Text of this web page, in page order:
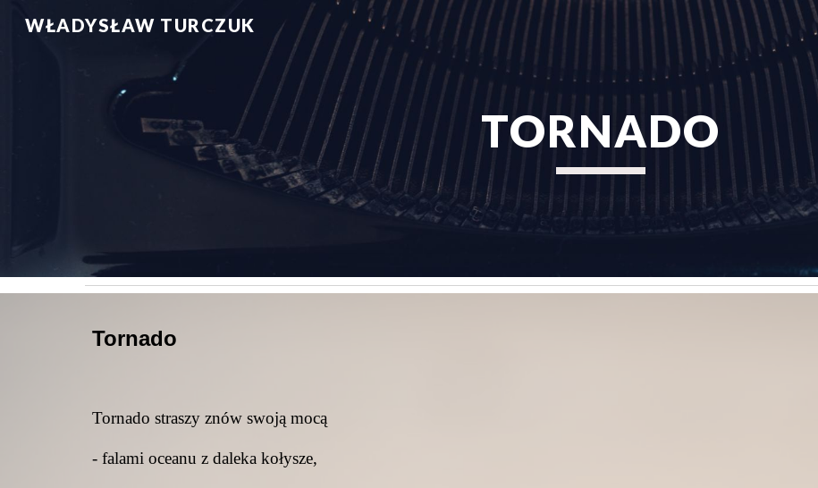
Skip to main content Skip to navigation
WŁADYSŁAW TURCZUK
TORNADO
Tornado
Tornado straszy znów swoją mocą
- falami oceanu z daleka kołysze,